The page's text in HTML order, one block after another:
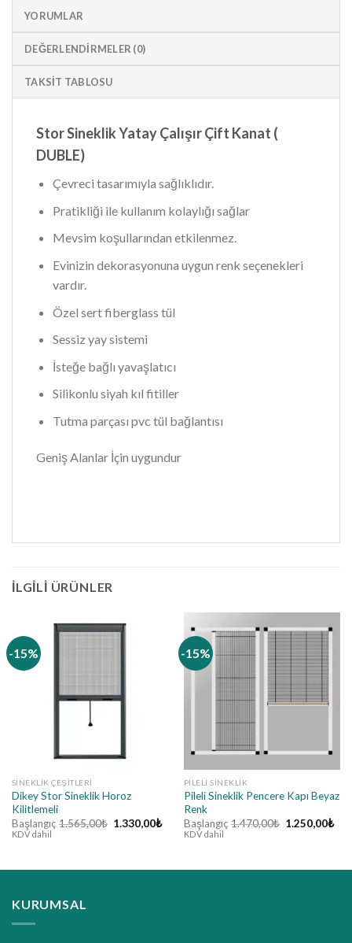
YORUMLAR
DEĞERLENDIRMELER (0)
TAKSIT TABLOSU
Stor Sineklik Yatay Çalışır Çift Kanat (
DUBLE)
Çevreci tasarımıyla sağlıklıdır.
Pratikliği ile kullanım kolaylığı sağlar
Mevsim koşullarından etkilenmez.
Evinizin dekorasyonuna uygun renk seçenekleri
vardır.
Özel sert fiberglass tül
Sessiz yay sistemi
İsteğe bağlı yavaşlatıcı
Silikonlu siyah kıl fitiller
Tutma parçası pvc tül bağlantısı
Geniş Alanlar İçin uygundur
İLGILI ÜRÜNLER
-15%
SINEKLIK ÇEŞITLERI
Dikey Stor Sineklik Horoz
Kilitlemeli
Başlangıç 1.565,00₺ Orijinal
1.330,00₺Şu
andaki
KDV dahil
-15%
PILELI SINEKLIK
Pileli Sineklik Pencere Kapı Beyaz
Renk
Başlangıç 1.470,00₺ Orijinal
1.250,00₺Şu
KDV dahil
KURUMSAL